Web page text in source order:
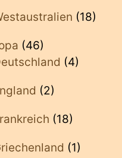
(18)
(46)
(4)
(2)
(18)
(1)